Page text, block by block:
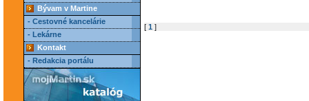
Bývam v Martine
- Cestovné kancelárie
- Lekárne
Kontakt
- Redakcia portálu
[ 1 ]